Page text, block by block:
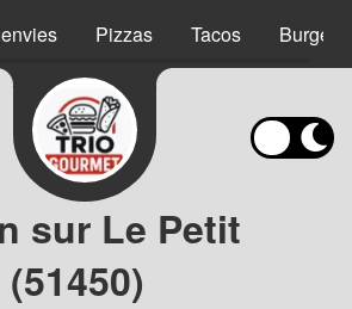
Pizzas Tacos Burgers
sur Le Petit